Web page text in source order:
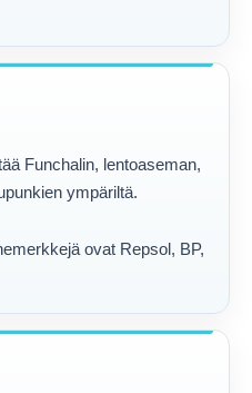
Funchalin, lentoaseman,
ympäriltä.
ovat Repsol, BP,